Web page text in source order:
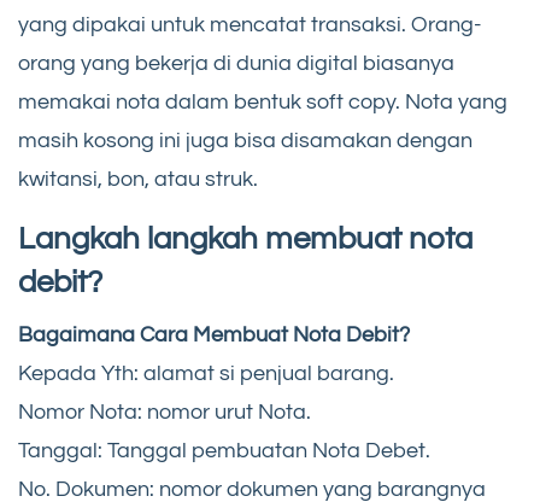
yang dipakai untuk mencatat transaksi. Orang-
orang yang bekerja di dunia digital biasanya
memakai nota dalam bentuk soft copy. Nota yang
masih kosong ini juga bisa disamakan dengan
kwitansi, bon, atau struk.
Langkah langkah membuat nota
debit?
Bagaimana Cara Membuat Nota Debit?
Kepada Yth: alamat si penjual barang.
Nomor Nota: nomor urut Nota.
Tanggal: Tanggal pembuatan Nota Debet.
No. Dokumen: nomor dokumen yang barangnya